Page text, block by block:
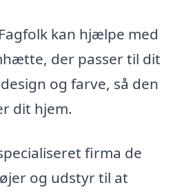
Fagfolk kan hjælpe med
der passer til dit
og farve, så den
dit hjem.
firma de
og udstyr til at